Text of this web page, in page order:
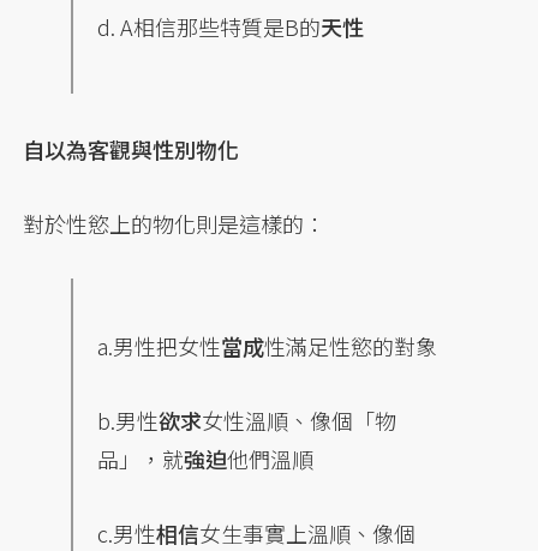
d. A相信那些特質是B的天性
自以為客觀與性別物化
對於性慾上的物化則是這樣的：
a.男性把女性當成性滿足性慾的對象
b.男性欲求女性溫順、像個「物
品」，就強迫他們溫順
c.男性相信女生事實上溫順、像個